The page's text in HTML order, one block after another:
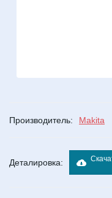
Производитель: Makita
Деталировка: